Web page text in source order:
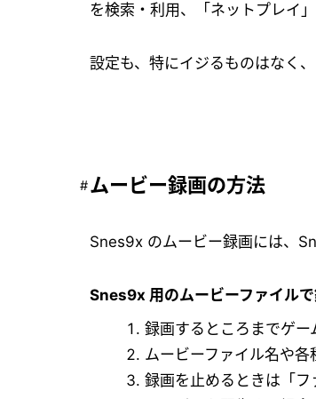
を検索・利用、「ネットプレイ
設定も、特にイジるものはなく、
ムービー録画の方法
Snes9x のムービー録画には、
Snes9x 用のムービーファイル
録画するところまでゲー
ムービーファイル名や各
録画を止めるときは「フ